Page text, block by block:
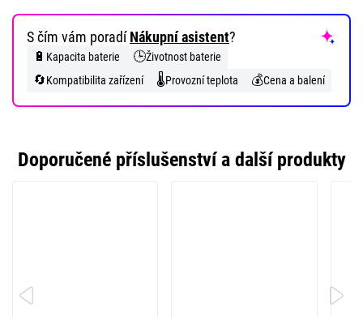
S čím vám poradíNákupní asistent?
🔋 Kapacita baterie 🕒Životnost baterie
🔄Kompatibilita zařízení 🌡️Provozní teplota 💰Cena a balení
Doporučené příslušenství a další produkty